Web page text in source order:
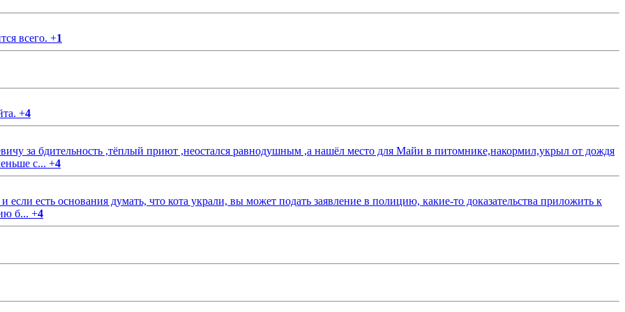
всего. +1
+4
за бдительность ,тёплый приют ,неостался равнодушным ,а нашёл место для Майи в питомнике,накормил,укрыл от дождя
с... +4
есть основания думать, что кота украли, вы может подать заявление в полицию, какие-то доказательства приложить к
б... +4